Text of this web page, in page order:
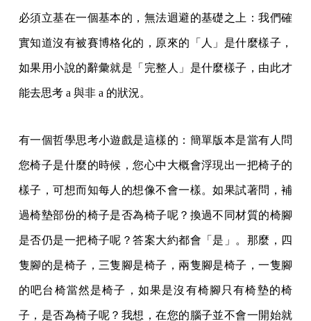
必須立基在一個基本的，無法迴避的基礎之上：我們確
實知道沒有被賽博格化的，原來的「人」是什麼樣子，
如果用小說的辭彙就是「完整人」是什麼樣子，由此才
能去思考 a 與非 a 的狀況。
有一個哲學思考小遊戲是這樣的：簡單版本是當有人問
您椅子是什麼的時候，您心中大概會浮現出一把椅子的
樣子，可想而知每人的想像不會一樣。如果試著問，補
過椅墊部份的椅子是否為椅子呢？換過不同材質的椅腳
是否仍是一把椅子呢？答案大約都會「是」。那麼，四
隻腳的是椅子，三隻腳是椅子，兩隻腳是椅子，一隻腳
的吧台椅當然是椅子，如果是沒有椅腳只有椅墊的椅
子，是否為椅子呢？我想，在您的腦子並不會一開始就